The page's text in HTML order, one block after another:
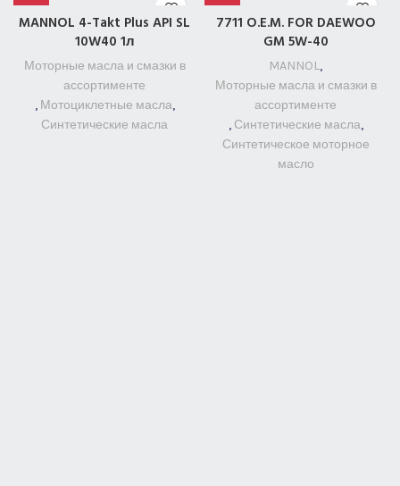
MANNOL 4-Takt Plus API SL
10W40 1л
Моторные масла и смазки в
ассортименте
, Мотоциклетные масла,
Синтетические масла
7711 O.E.M. FOR DAEWOO
GM 5W-40
MANNOL,
Моторные масла и смазки в
ассортименте
, Синтетические масла,
Синтетическое моторное
масло